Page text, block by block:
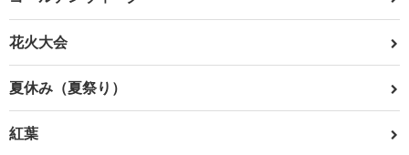
花火大会
夏休み（夏祭り）
紅葉